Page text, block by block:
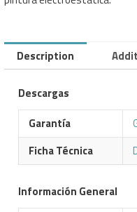
Description
Descargas
Garantía
Ficha Técnica
Información General